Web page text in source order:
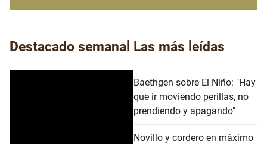
Destacado semanal Las más leídas
Baethgen sobre El Niño: "Hay
que ir moviendo perillas, no
prendiendo y apagando"
Novillo y cordero en máximo